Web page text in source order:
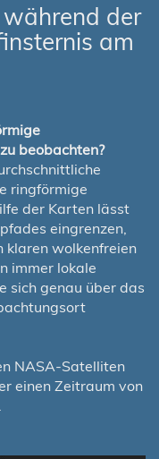
der
am
beobachten?
ringförmige
der Karten lässt
eingrenzen,
klaren wolkenfreien
immer lokale
sich genau über das
NASA-Satelliten
einen Zeitraum von